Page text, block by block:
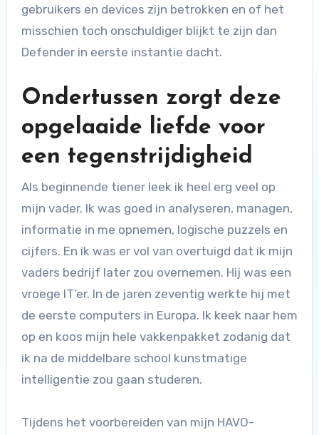
gebruikers en devices zijn betrokken en of het
misschien toch onschuldiger blijkt te zijn dan
Defender in eerste instantie dacht.
Ondertussen zorgt deze
opgelaaide liefde voor
een tegenstrijdigheid
Als beginnende tiener leek ik heel erg veel op
mijn vader. Ik was goed in analyseren, managen,
informatie in me opnemen, logische puzzels en
cijfers. En ik was er vol van overtuigd dat ik mijn
vaders bedrijf later zou overnemen. Hij was een
vroege IT’er. In de jaren zeventig werkte hij met
de eerste computers in Europa. Ik keek naar hem
op en koos mijn hele vakkenpakket zodanig dat
ik na de middelbare school kunstmatige
intelligentie zou gaan studeren.
Tijdens het voorbereiden van mijn HAVO-